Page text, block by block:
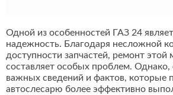
Одной из особенностей ГАЗ 24
надежность. Благодаря несложной
доступности запчастей, ремонт
составляет особых проблем. Однако,
важных сведений и фактов, которые
автослесарю более эффективно